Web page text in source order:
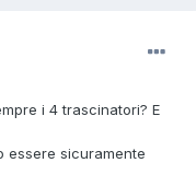
i 4 trascinatori? E
essere sicuramente